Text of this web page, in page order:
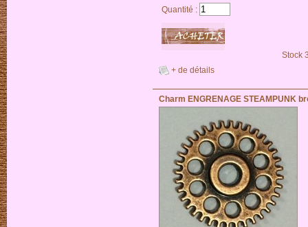
Quantité :
Stock
+ de détails
Charm ENGRENAGE STEAMPUNK